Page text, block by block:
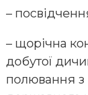
–
– щорічна
добутої
полювання з